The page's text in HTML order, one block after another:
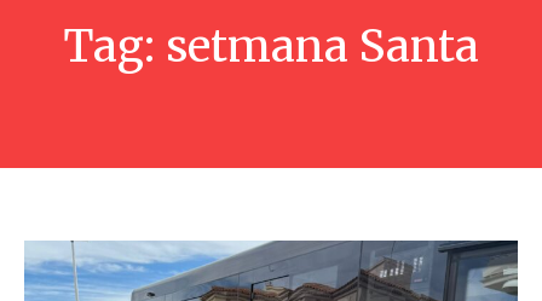
Tag: setmana Santa